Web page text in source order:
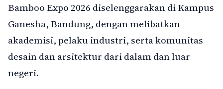
Bamboo Expo 2026 diselenggarakan di Kampus
Ganesha, Bandung, dengan melibatkan
akademisi, pelaku industri, serta komunitas
desain dan arsitektur dari dalam dan luar
negeri.